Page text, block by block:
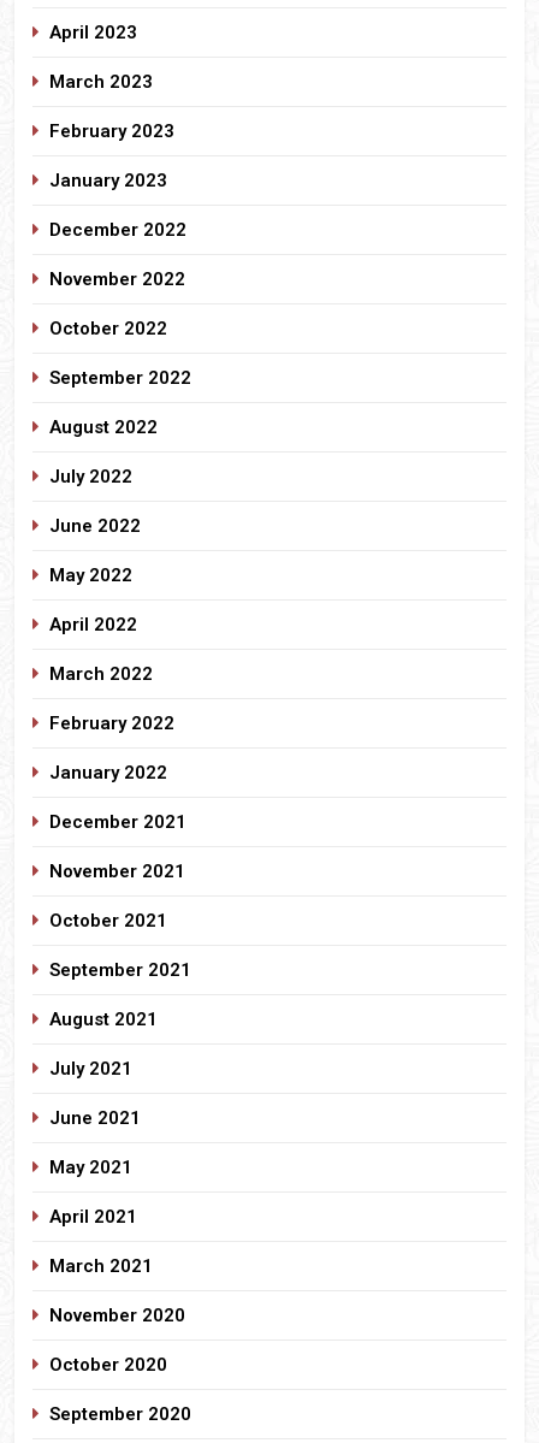
April 2023
March 2023
February 2023
January 2023
December 2022
November 2022
October 2022
September 2022
August 2022
July 2022
June 2022
May 2022
April 2022
March 2022
February 2022
January 2022
December 2021
November 2021
October 2021
September 2021
August 2021
July 2021
June 2021
May 2021
April 2021
March 2021
November 2020
October 2020
September 2020